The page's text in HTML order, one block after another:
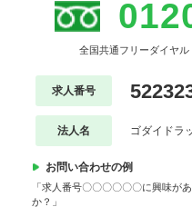
全国共通フリーダイヤ
求人番号
法人名 ゴダイド
お問い合わせの例
「求人番号〇〇〇〇〇〇に興味が
か？」